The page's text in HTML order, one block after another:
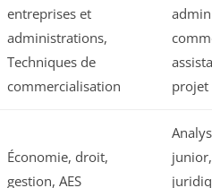
entreprises et
administrations,
Techniques de
commercialisation
projet
Économie, droit,
gestion, AES